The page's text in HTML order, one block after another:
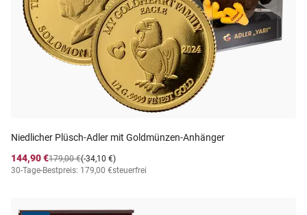
Niedlicher Plüsch-Adler mit Goldmünzen-Anhänger
144,90 €
(-34,10 €)
179,00 €
30-Tage-Bestpreis: 179,00 €steuerfrei